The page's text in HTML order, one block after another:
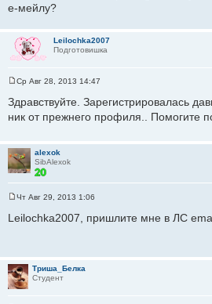
е-мейлу?
Leilochka2007
Подготовишка
о
б
н
и
е
Ср Авг 28, 2013 14:47
Здравствуйте. Зарегистрировалась
ник от прежнего профиля.. Помогите
alexok
SibAlexok
о
и
е
Чт Авг 29, 2013 1:06
Leilochka2007, пришлите мне в ЛС
Триша_Белка
Студент